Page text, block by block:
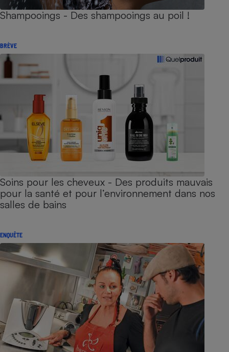
Shampooings - Des shampooings au poil !
BRÈVE
Soins pour les cheveux - Des produits mauvais
pour la santé et pour l’environnement dans nos
salles de bains
ENQUÊTE